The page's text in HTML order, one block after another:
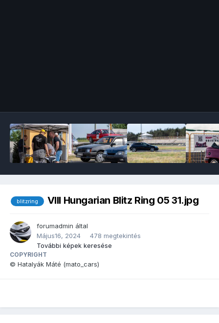
blitzring VIII Hungarian Blitz Ring 05 31.jpg
forumadmin által
Május16, 2024
478 megtekintés
További képek keresése
COPYRIGHT
© Hatalyák Máté (mato_cars)